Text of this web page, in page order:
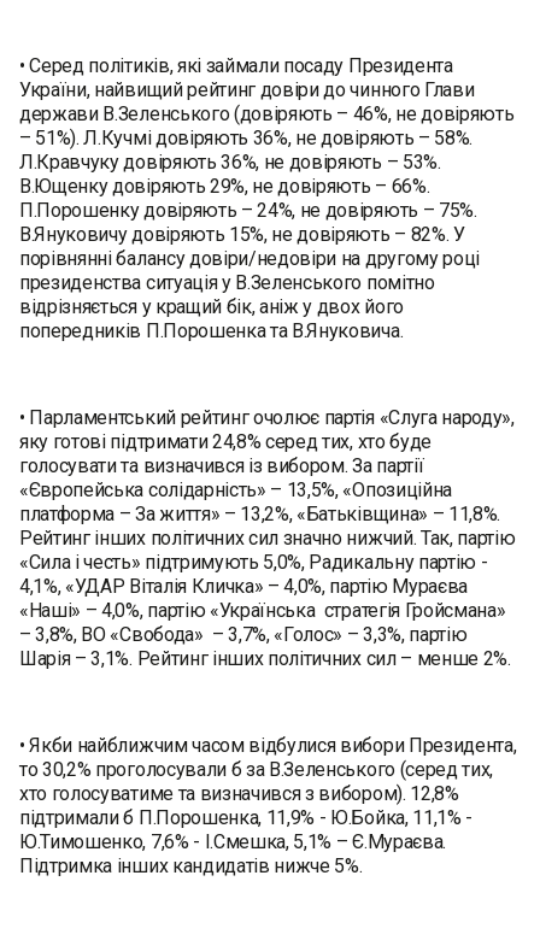
• Серед політиків, які займали посаду Президента
України, найвищий рейтинг довіри до чинного Глави
держави В.Зеленського (довіряють – 46%, не довіряють
– 51%). Л.Кучмі довіряють 36%, не довіряють – 58%.
Л.Кравчуку довіряють 36%, не довіряють – 53%.
В.Ющенку довіряють 29%, не довіряють – 66%.
П.Порошенку довіряють – 24%, не довіряють – 75%.
В.Януковичу довіряють 15%, не довіряють – 82%. У
порівнянні балансу довіри/недовіри на другому році
президенства ситуація у В.Зеленського помітно
відрізняється у кращий бік, аніж у двох його
попередників П.Порошенка та В.Януковича.
• Парламентський рейтинг очолює партія «Слуга народу»,
яку готові підтримати 24,8% серед тих, хто буде
голосувати та визначився із вибором. За партії
«Європейська солідарність» – 13,5%, «Опозиційна
платформа – За життя» – 13,2%, «Батьківщина» – 11,8%.
Рейтинг інших політичних сил значно нижчий. Так, партію
«Сила і честь» підтримують 5,0%, Радикальну партію -
4,1%, «УДАР Віталія Кличка» – 4,0%, партію Мураєва
«Наші» – 4,0%, партію «Українська стратегія Гройсмана»
– 3,8%, ВО «Свобода» – 3,7%, «Голос» – 3,3%, партію
Шарія – 3,1%. Рейтинг інших політичних сил – менше 2%.
• Якби найближчим часом відбулися вибори Президента,
то 30,2% проголосували б за В.Зеленського (серед тих,
хто голосуватиме та визначився з вибором). 12,8%
підтримали б П.Порошенка, 11,9% - Ю.Бойка, 11,1% -
Ю.Тимошенко, 7,6% - І.Смешка, 5,1% – Є.Мураєва.
Підтримка інших кандидатів нижче 5%.